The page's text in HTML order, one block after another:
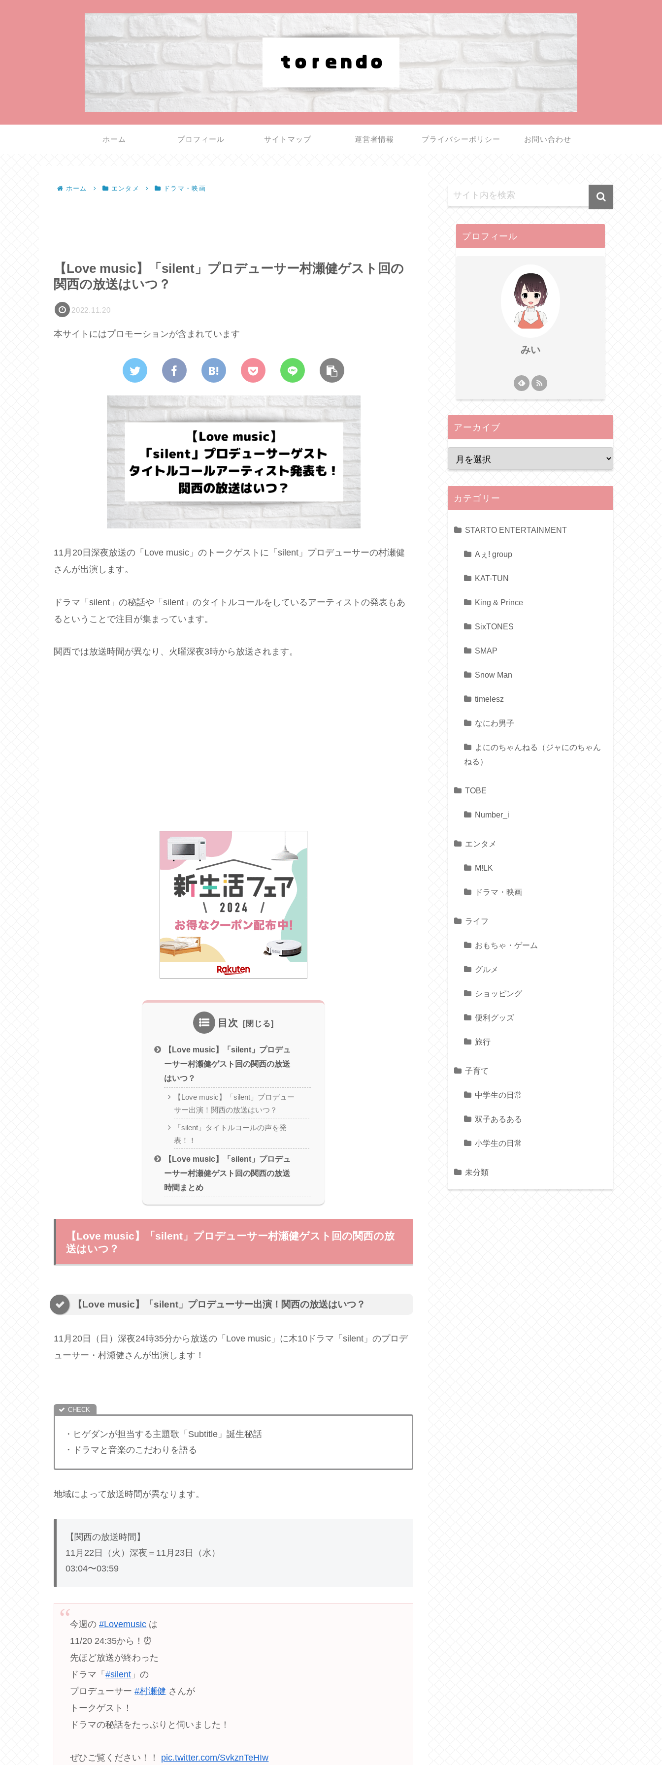
ホーム プロフィール サイトマップ 運営者情報 プライバシーポリシー お問い合わせ
ホーム エンタメ ドラマ・映画
【Love music】「silent」プロデューサー村瀬健ゲスト回の
関西の放送はいつ？
2022.11.20
本サイトにはプロモーションが含まれています
11月20日深夜放送の「Love music」のトークゲストに「silent」プロデューサーの村瀬健
さんが出演します。
ドラマ「silent」の秘話や「silent」のタイトルコールをしているアーティストの発表もあ
るということで注目が集まっています。
関西では放送時間が異なり、火曜深夜3時から放送されます。
目次
【Love music】「silent」プロデュ
ーサー村瀬健ゲスト回の関西の放送
はいつ？
【Love music】「silent」プロデュー
サー出演！関西の放送はいつ？
「silent」タイトルコールの声を発
表！！
【Love music】「silent」プロデュ
ーサー村瀬健ゲスト回の関西の放送
時間まとめ
【Love music】「silent」プロデューサー村瀬健ゲスト回の関西の放
送はいつ？
【Love music】「silent」プロデューサー出演！関西の放送はいつ？
11月20日（日）深夜24時35分から放送の「Love music」に木10ドラマ「silent」のプロデ
ューサー・村瀬健さんが出演します！
・ヒゲダンが担当する主題歌「Subtitle」誕生秘話
・ドラマと音楽のこだわりを語る
地域によって放送時間が異なります。
【関西の放送時間】
11月22日（火）深夜＝11月23日（水）
03:04〜03:59
今週の#Lovemusic は
11/20 24:35から！⏰
先ほど放送が終わった
ドラマ「#silent 」の
プロデューサー#村瀬健 さんが
トークゲスト！
ドラマの秘話をたっぷりと伺いました！
ぜひご覧ください！！ pic.twitter.com/SvkznTeHIw
プロフィール
みい
アーカイブ
カテゴリー
STARTO ENTERTAINMENT
Aぇ! group
KAT-TUN
King & Prince
SixTONES
SMAP
Snow Man
timelesz
なにわ男子
よにのちゃんねる（ジャにのちゃん
ねる）
TOBE
Number_i
エンタメ
M!LK
ドラマ・映画
ライフ
おもちゃ・ゲーム
グルメ
ショッピング
便利グッズ
旅行
子育て
中学生の日常
双子あるある
小学生の日常
未分類